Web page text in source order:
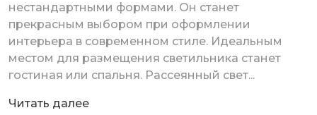
нестандартными формами. Он станет
прекрасным выбором при оформлении
интерьера в современном стиле. Идеальным
местом для размещения светильника станет
гостиная или спальня. Рассеянный свет...
Читать далее